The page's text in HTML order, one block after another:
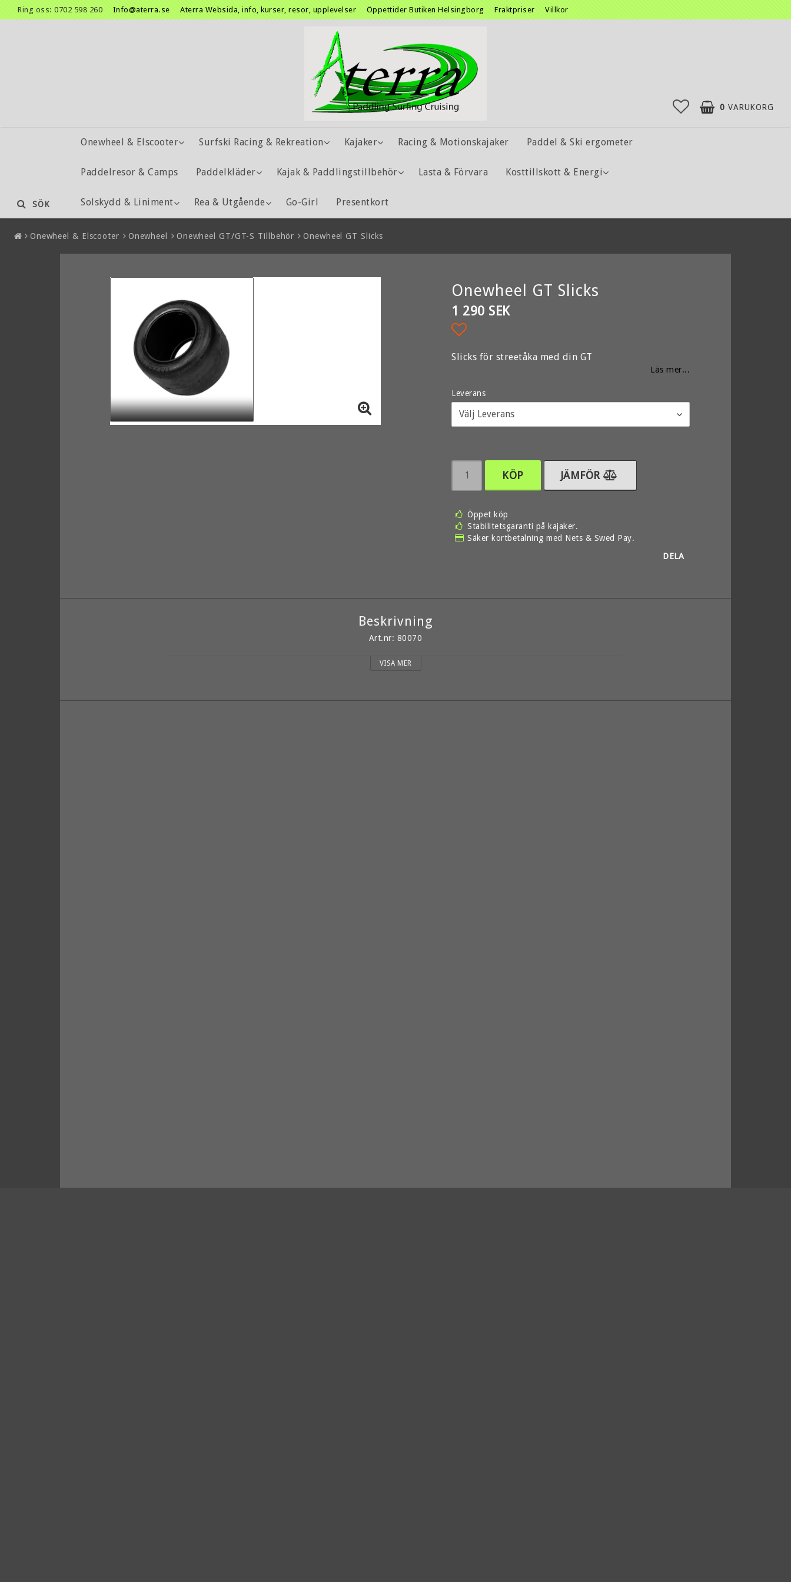
Ring oss: 0702 598 260 Info@aterra.se Aterra Websida, info, kurser, resor, upplevelser Öppettider Butiken Helsingborg Fraktpriser Villkor
0 VARUKORG
Onewheel & Elscooter Surfski Racing & Rekreation Kajaker Racing & Motionskajaker Paddel & Ski ergometer
Paddelresor & Camps Paddelkläder Kajak & Paddlingstillbehör Lasta & Förvara Kosttillskott & Energi
Solskydd & Liniment Rea & Utgående Go-Girl Presentkort
SÖK
Onewheel & Elscooter Onewheel Onewheel GT/GT-S Tillbehör Onewheel GT Slicks
Onewheel GT Slicks
1 290 SEK
Lägg till i favoritlistan
Slicks för streetåka med din GT
Läs mer...
Leverans
KÖP JÄMFÖR
Öppet köp
Stabilitetsgaranti på kajaker.
Säker kortbetalning med Nets & Swed Pay.
DELA
Beskrivning
Art.nr: 80070
VISA MER